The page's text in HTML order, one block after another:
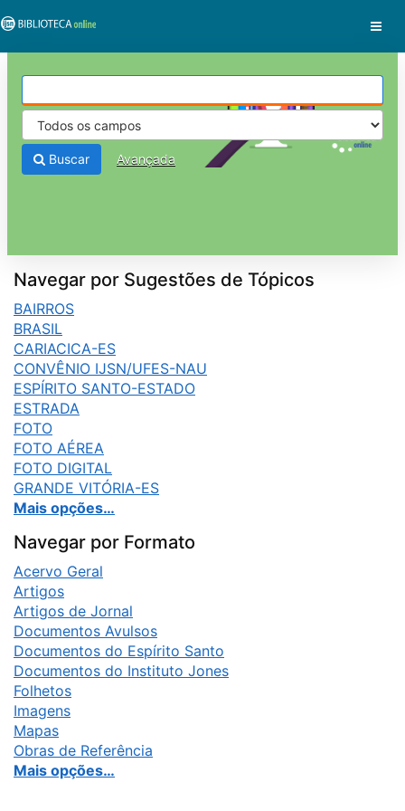
VuFind
Buscar Avançada
Navegar por Sugestões de Tópicos
BAIRROS
BRASIL
CARIACICA-ES
CONVÊNIO IJSN/UFES-NAU
ESPÍRITO SANTO-ESTADO
ESTRADA
FOTO
FOTO AÉREA
FOTO DIGITAL
GRANDE VITÓRIA-ES
Mais opções…
Navegar por Formato
Acervo Geral
Artigos
Artigos de Jornal
Documentos Avulsos
Documentos do Espírito Santo
Documentos do Instituto Jones
Folhetos
Imagens
Mapas
Obras de Referência
Mais opções…